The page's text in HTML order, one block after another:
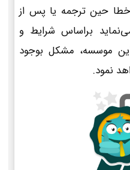
حین ترجمه یا پس از
براساس شرایط و
موسسه، مشکل بوجود
نمود.